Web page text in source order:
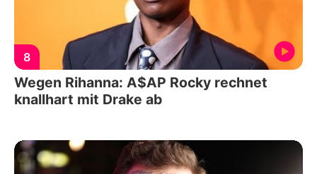
8
Wegen Rihanna: A$AP Rocky rechnet
knallhart mit Drake ab